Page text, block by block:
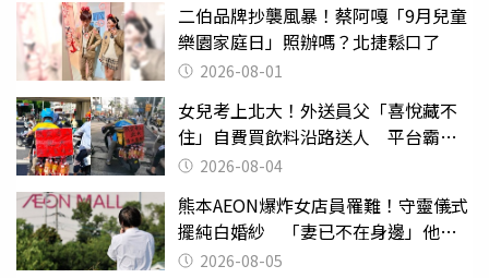
二伯品牌抄襲風暴！蔡阿嘎「9月兒童
樂園家庭日」照辦嗎？北捷鬆口了
2026-08-01
女兒考上北大！外送員父「喜悅藏不
住」自費買飲料沿路送人 平台霸氣
幫付學費
2026-08-04
熊本AEON爆炸女店員罹難！守靈儀式
擺純白婚紗 「妻已不在身邊」他淚
喊：無法想像
2026-08-05